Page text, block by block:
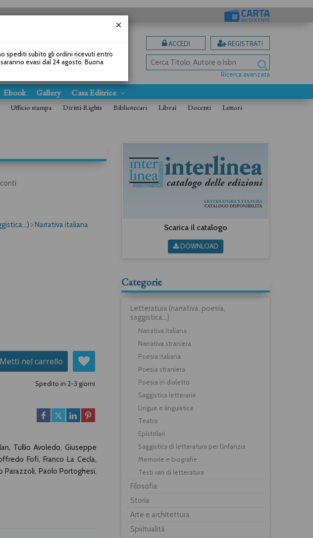
ACCEDI REGISTRATI
Ricerca avanzata
Ebook Gallery Casa Editrice
Ufficio stampa Diritti-Rights Bibliotecari Librai Docenti Lettori
Narrativa italiana
Metti nel carrello
Spedito in 2-3 giorni
Tullio Avoledo, Giuseppe
Fofi, Franco La Cecla,
Parazzoli, Paolo Portoghesi,
Scarica il catalogo
DOWNLOAD
Categorie
Letteratura (narrativa, poesia,
saggistica...)
Narrativa italiana
Narrativa straniera
Poesia italiana
Poesia straniera
Poesia in dialetto
Saggistica letteraria
Lingue e linguistica
Teatro
Epistolari
Saggistica di letteratura per l'infanzia
Memorie e biografie
Testi vari di letteratura
Filosofia
Storia
Arte e architettura
Spiritualità
spediti subito gli ordini ricevuti entro
evasi dal 24 agosto. Buona